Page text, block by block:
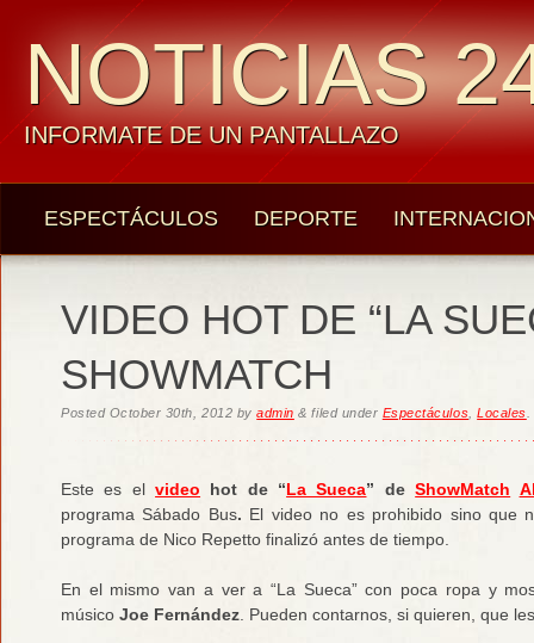
NOTICIAS
INFORMATE DE UN PANTALLAZO
ESPECTÁCULOS DEPORTE
VIDEO HOT DE “LA
SHOWMATCH
Posted October 30th, 2012 byadmin & filed under Espectáculos ,Locales
Este es elvideo hot de “La Sueca” deShowMatch
programa Sábado Bus. El video no es prohibido sino que
programa de Nico Repetto finalizó antes de tiempo.
En el mismo van a ver a “La Sueca” con poca ropa y
músico Joe Fernández . Pueden contarnos, si quieren, que